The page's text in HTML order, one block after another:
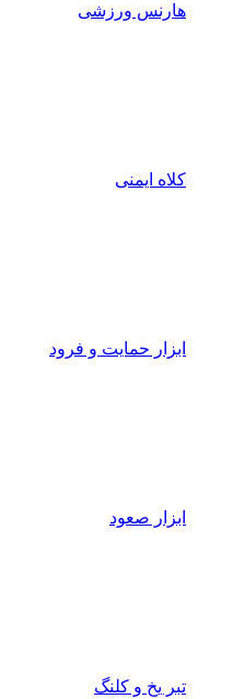
هارنس ورزشی
کلاه ایمنی
ابزار حمایت و فرود
ابزار صعود
تبر یخ و کلنگ